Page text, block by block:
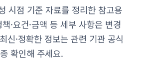
시점 기준 자료를 정리한 참고용
·요건·금액 등 세부 사항은 변경
신·정확한 정보는 관련 기관 공식
확인해 주세요.